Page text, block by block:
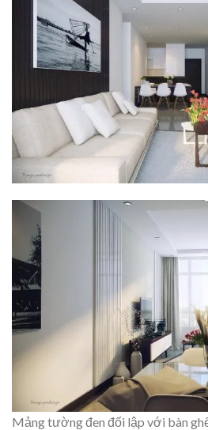
Mảng tường đen đối lập với bàn